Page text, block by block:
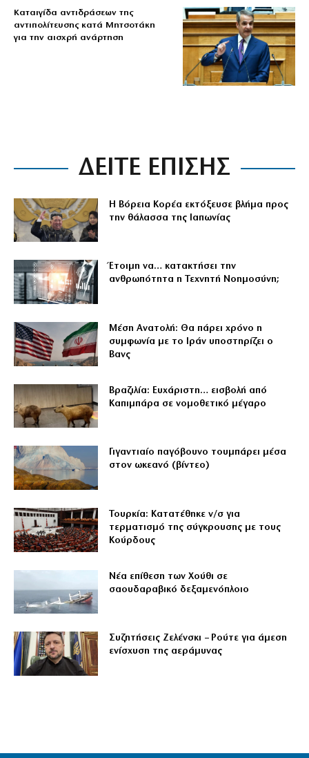
Καταιγίδα αντιδράσεων της
αντιπολίτευσης κατά Μητσοτάκη
για την αισχρή ανάρτηση
ΔΕΙΤΕ ΕΠΙΣΗΣ
Η Βόρεια Κορέα εκτόξευσε βλήμα προς
την θάλασσα της Ιαπωνίας
Έτοιμη να… κατακτήσει την
ανθρωπότητα η Τεχνητή Νοημοσύνη;
Μέση Ανατολή: Θα πάρει χρόνο η
συμφωνία με το Ιράν υποστηρίζει ο
Βανς
Βραζιλία: Ευχάριστη… εισβολή από
Καπιμπάρα σε νομοθετικό μέγαρο
Γιγαντιαίο παγόβουνο τουμπάρει μέσα
στον ωκεανό (βίντεο)
Τουρκία: Κατατέθηκε ν/σ για
τερματισμό της σύγκρουσης με τους
Κούρδους
Νέα επίθεση των Χούθι σε
σαουδαραβικό δεξαμενόπλοιο
Συζητήσεις Ζελένσκι – Ρούτε για άμεση
ενίσχυση της αεράμυνας